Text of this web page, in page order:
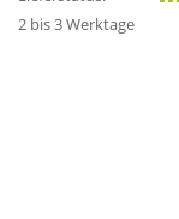
2 bis 3 Werktage